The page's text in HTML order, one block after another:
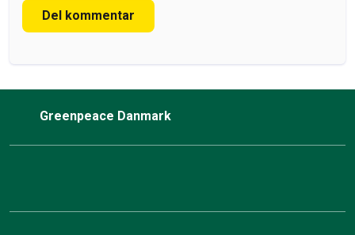
Del kommentar
Greenpeace Danmark